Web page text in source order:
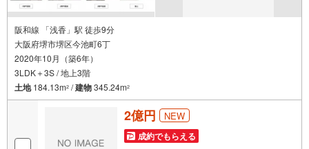
阪和線 「浅香」駅 徒歩9分
大阪府堺市堺区今池町6丁
2020年10月（築6年）
3LDK＋3S / 地上3階
土地184.13m2 /建物345.24m2
2億円 NEW
成約でもらえる